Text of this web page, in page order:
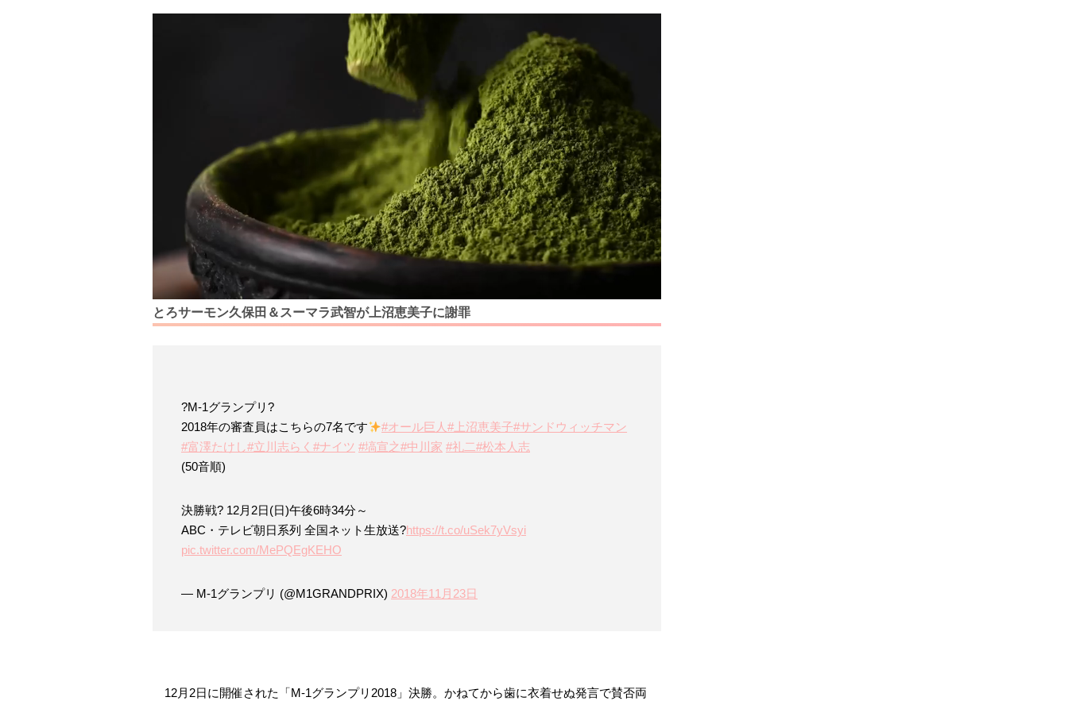
とろサーモン久保田＆スーマラ武智が上沼恵美子に謝罪
?M-1グランプリ?
2018年の審査員はこちらの7名です
#オール巨人#上沼恵美子#サンドウィッチマン
#富澤たけし#立川志らく #ナイツ #塙宣之#中川家 #礼二#松本人志
(50音順)
決勝戦? 12月2日(日)午後6時34分～
ABC・テレビ朝日系列 全国ネット生放送?https://t.co/uSek7yVsyi
pic.twitter.com/MePQEgKEHO
— M-1グランプリ (@M1GRANDPRIX) 2018年11月23日
12月2日に開催された「M-1グランプリ2018」決勝。かねてから歯に衣着せぬ発言で賛否両